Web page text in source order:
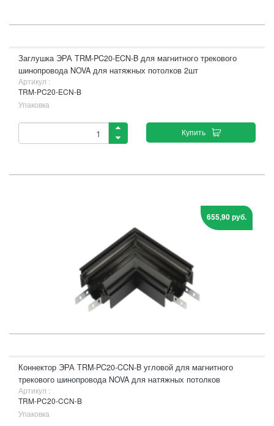
Заглушка ЭРА TRM-PC20-ECN-B для магнитного трекового
шинопровода NOVA для натяжных потолков 2шт
Артикул :
TRM-PC20-ECN-B
Упаковка
Купить
655,90 руб.
Коннектор ЭРА TRM-PC20-CCN-B угловой для магнитного
трекового шинопровода NOVA для натяжных потолков
Артикул :
TRM-PC20-CCN-B
Упаковка